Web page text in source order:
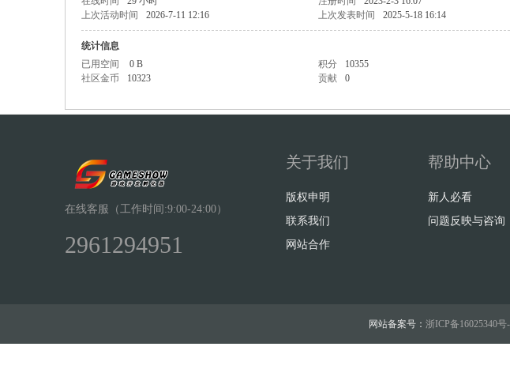
Sh
上次活动时间
2026-7-11 12:16 上次发表时间 2025-5-18 16:14
统计信息
已用空间
0 B 积分 10355
社区金币
10323 贡献 0
在线客服（工作时间:9:00-24:00）
2961294951
关于我们
版权申明
联系我们
网站合作
帮助中心
新人必看
问题反映与咨询
网站备案号： 浙ICP备16025340号